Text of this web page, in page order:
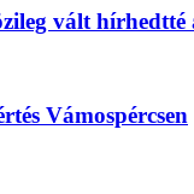
vált hírhedtté
Vámospércsen